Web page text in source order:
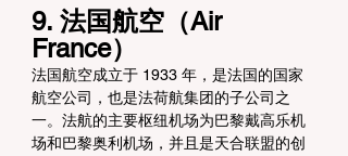
9. 法国航空（Air
France）
法国航空成立于 1933 年，是法国的国家
航空公司，也是法荷航集团的子公司之
一。法航的主要枢纽机场为巴黎戴高乐机
场和巴黎奥利机场，并且是天合联盟的创